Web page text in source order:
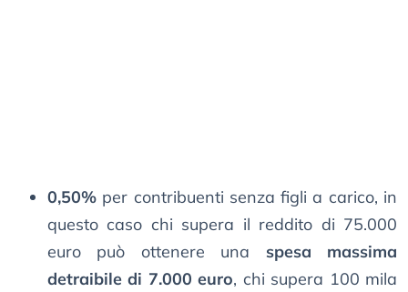
0,50% per contribuenti senza figli a carico, in
questo caso chi supera il reddito di 75.000
euro può ottenere una spesa massima
detraibile di 7.000 euro, chi supera 100 mila